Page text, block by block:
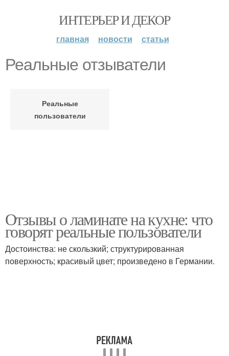
ИНТЕРЬЕР И ДЕКОР
главная новости статьи
Реальные отзыватели
Реальные
пользователи
Отзывы о ламинате на кухне: что
говорят реальные пользователи
Достоинства: не скользкий; структурированная
поверхность; красивый цвет; произведено в Германии.